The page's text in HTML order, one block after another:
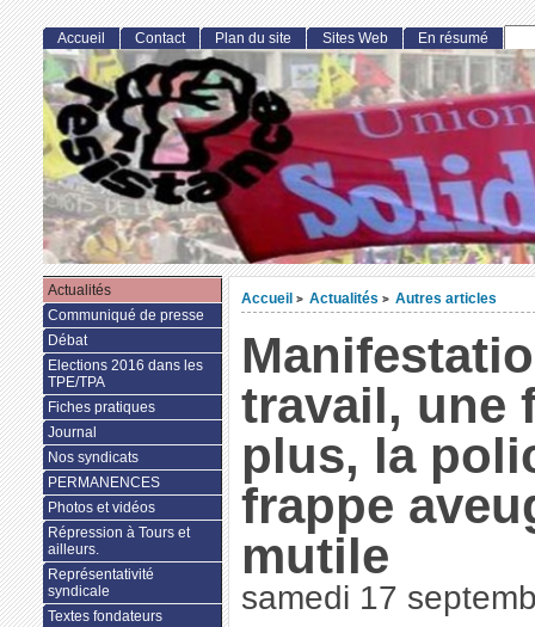
Accueil > Actualités > Autres articles
travail, une
plus, la
frappe
mutile
samedi 17
Accueil Contact Plan du site Sites Web En résumé
Actualités
Communiqué de presse
Débat
Elections 2016 dans les
TPE/TPA
Fiches pratiques
Journal
Nos syndicats
PERMANENCES
Photos et vidéos
Répression à Tours et
ailleurs.
Représentativité
syndicale
Textes fondateurs